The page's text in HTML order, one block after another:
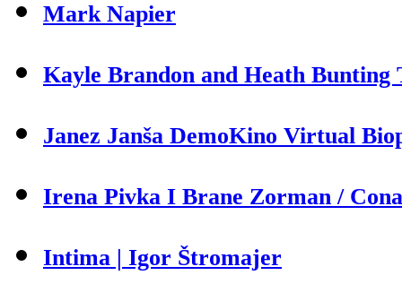
Mark Napier
Kayle Brandon and Heath Bunting
Janez Janša DemoKino Virtual
Irena Pivka I Brane Zorman /
Intima | Igor Štromajer